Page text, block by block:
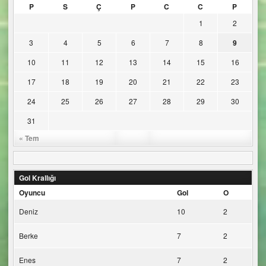
P
S Ç P C C P
« Tem
1
2
3
4 5 6 7 8 9
10 11 12 13 14 15
16
17
18 19 20 21 22
23
24
25 26 27 28 29
30
31
Gol Krallığı
Oyuncu
Gol O
Deniz 10 2
Berke 7 2
Enes 7 2